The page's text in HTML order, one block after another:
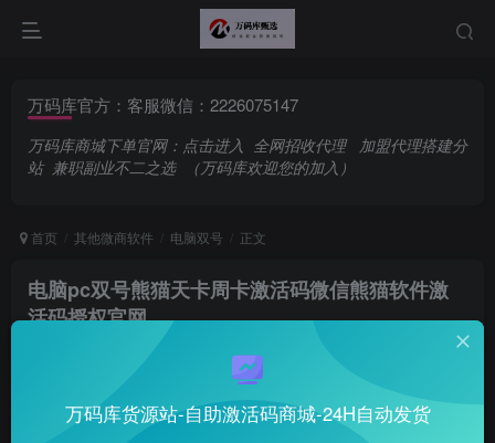
万码库官方：客服微信：2226075147
万码库商城下单官网： 点击进入 全网招收代理
加盟代理搭建分
站 兼职副业不二之选 （万码库欢迎您的加入）
首页 其他微商软件 电脑双号 正文
电脑pc双号熊猫天卡周卡激活码微信熊猫软件激
活码授权官网
万码库官方账号
拥有你美丽的爱情，太阳就永远明媚
0 123
万码库货源站-自助激活码商城-24H自动发货